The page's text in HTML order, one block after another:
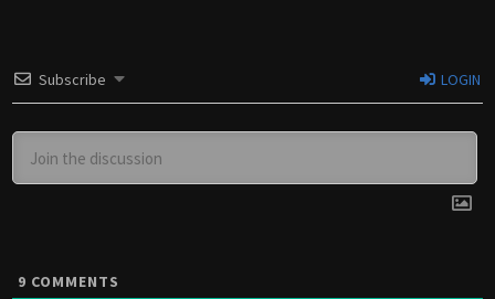
Subscribe LOGIN
9 COMMENTS